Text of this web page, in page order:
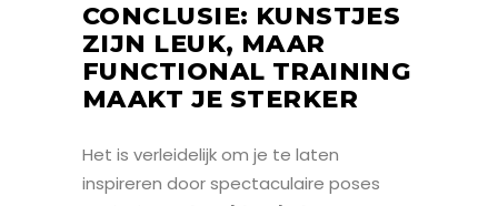
CONCLUSIE: KUNSTJES
ZIJN LEUK, MAAR
FUNCTIONAL TRAINING
MAAKT JE STERKER
Het is verleidelijk om je te laten
inspireren door spectaculaire poses